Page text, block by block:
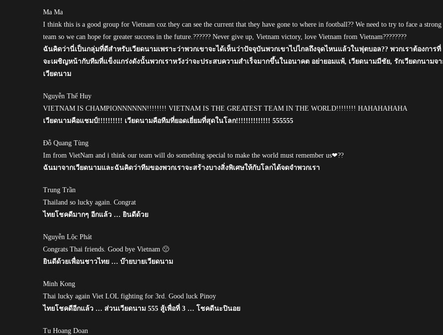
Ma Ma
I think this is a good group for Vietnam coz they can see the current that they have gone to where in football?? We need to try to face a strong
team so we can hope for greater success in the future.?????? Never give up, Vietnam victory, love Vietnam from Vietnam????????
ฉันคิดว่านี่เป็นกลุ่มที่ดีสำหรับเวียดนามเพราะว่าพวกเขาจะได้เห็นว่าปัจจุบันพวกเขาไปไกลถึงจุดไหนแล้วในฟุตบอล?? พวกเราต้องการที่
จะเผชิญหน้ากับทีมที่แข็งแกร่งดังนั้นพวกเราหวังว่าจะประสบความสำเร็จมากขึ้นในอนาคต อย่ายอมแพ้, เวียดนามมีชัย, รักเวียดกนามจา
เวียดนาม
Nguyễn Thế Huy
VIETNAM IS CHAMPIONNNNNN!!!!!!!! VIETNAM IS THE GREATEST TEAM IN THE WORLD!!!!!!!! HAHAHAHAHA
เวียดนามคือแชมป์!!!!!!!!!! เวียดนามคือทีมที่ยอดเยี่ยมที่สุดในโลก!!!!!!!!!!!!!! 555555
Đỗ Quang Tùng
Im from VietNam and i think our team will do something special to make the world must remember us❤??
ฉันมาจากเวียดนามและฉันคิดว่าทีมของพวกเราจะสร้างบางสิ่งพิเศษให้กับโลกได้จดจำพวกเรา
Trung Trần
Thailand so lucky again. Congrat
ไทยโชคดีมากๆ อีกแล้ว … ยินดีด้วย
Nguyễn Lộc Phát
Congrats Thai friends. Good bye Vietnam 🙁
ยินดีด้วยเพื่อนชาวไทย … บ๊ายบายเวียดนาม
Minh Kong
Thai lucky again Viet LOL fighting for 3rd. Good luck Pinoy
ไทยโชคดีอีกแล้ว … ส่วนเวียดนาม 555 สู้เพื่อที่ 3 … โชคดีนะปินอย
Tu Hoang Doan